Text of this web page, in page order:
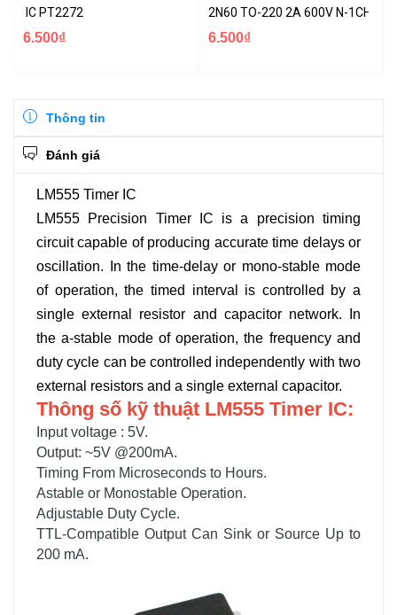
IC PT2272
6.500₫
2N60 TO-220 2A 600V N-1CH
6.500₫
Thông tin
Đánh giá
LM555 Timer IC
LM555 Precision Timer IC is a precision timing
circuit capable of producing accurate time delays or
oscillation. In the time-delay or mono-stable mode
of operation, the timed interval is controlled by a
single external resistor and capacitor network. In
the a-stable mode of operation, the frequency and
duty cycle can be controlled independently with two
external resistors and a single external capacitor.
Thông số kỹ thuật LM555 Timer IC:
Input voltage : 5V.
Output: ~5V @200mA.
Timing From Microseconds to Hours.
Astable or Monostable Operation.
Adjustable Duty Cycle.
TTL-Compatible Output Can Sink or Source Up to
200 mA.